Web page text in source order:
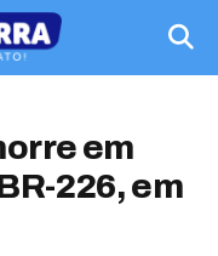
em
226, em